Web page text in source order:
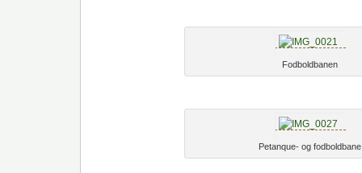
Fodboldbanen
Petanque- og fodboldbane